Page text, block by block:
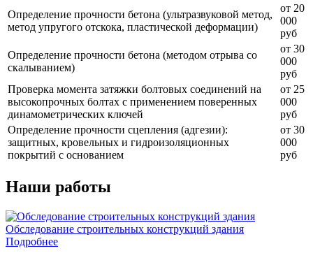
Определение прочности бетона (ультразвуковой метод,
метод упругого отскока, пластической деформации)
от 20
000
руб
Определение прочности бетона (методом отрыва со
скалыванием)
от 30
000
руб
Проверка момента затяжки болтовых соединений на
высокопрочных болтах с применением поверенных
динамометрических ключей
от 25
000
руб
Определение прочности сцепления (адгезии):
защитных, кровельных и гидроизоляционных
покрытий с основанием
от 30
000
руб
Наши работы
Обследование строительных конструкций здания
Подробнее